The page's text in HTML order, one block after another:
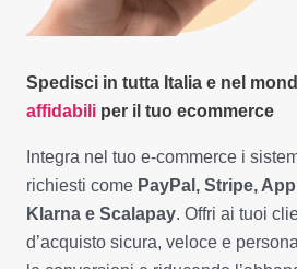
Spedisci in tutta Italia e nel
affidabili per il tuo ecommerce
Integra nel tuo e-commerce i
richiesti come PayPal, Stripe,
Klarna e Scalapay. Offri ai tuoi
d’acquisto sicura, veloce e